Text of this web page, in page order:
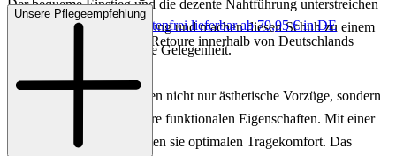
Der bequeme Einstieg und die dezente Nahtführung unterstreichen
die hochwertige Verarbeitung und machen diesen Schuh zu einem
stilvollen Begleiter für jede Gelegenheit.
Die HAVEKE Boots bieten nicht nur ästhetische Vorzüge, sondern
überzeugen auch durch ihre funktionalen Eigenschaften. Mit einer
Absatzhöhe von 3 cm bieten sie optimalen Tragekomfort. Das
Keine Versandkosten:
kostenfrei lieferbar ab 79,95 € in DE
Einfache und Kostenlose Retoure innerhalb von Deutschlands
Unsere Pflegeempfehlung